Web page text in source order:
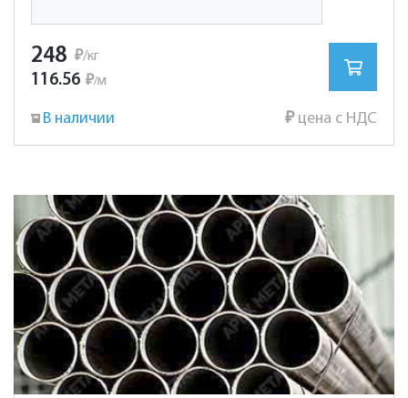
248 ₽/кг
116.56 ₽/м
В наличии ₽цена с НДС